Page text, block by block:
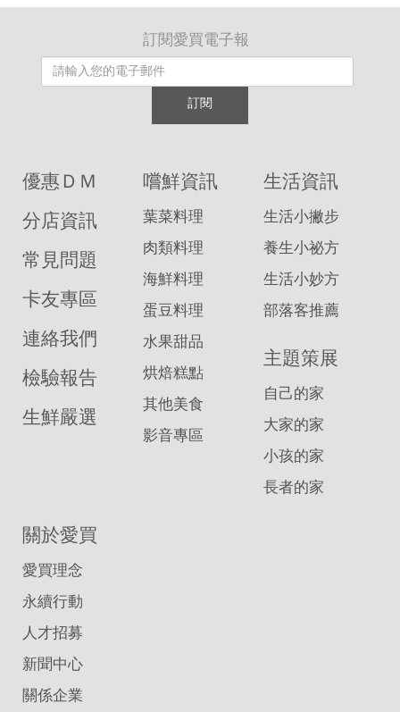
訂閱愛買電子報
訂閱
優惠ＤＭ
分店資訊
常見問題
卡友專區
連絡我們
檢驗報告
生鮮嚴選
嚐鮮資訊
葉菜料理
肉類料理
海鮮料理
蛋豆料理
水果甜品
烘焙糕點
其他美食
影音專區
生活資訊
生活小撇步
養生小祕方
生活小妙方
部落客推薦
主題策展
自己的家
大家的家
小孩的家
長者的家
關於愛買
愛買理念
永續行動
人才招募
新聞中心
關係企業